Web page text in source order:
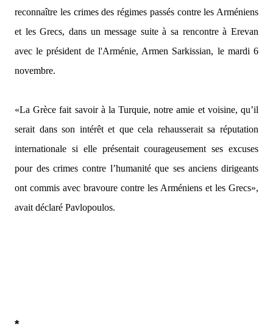
reconnaître les crimes des régimes passés contre les Arméniens
et les Grecs, dans un message suite à sa rencontre à Erevan
avec le président de l'Arménie, Armen Sarkissian, le mardi 6
novembre.
«La Grèce fait savoir à la Turquie, notre amie et voisine, qu’il
serait dans son intérêt et que cela rehausserait sa réputation
internationale si elle présentait courageusement ses excuses
pour des crimes contre l’humanité que ses anciens dirigeants
ont commis avec bravoure contre les Arméniens et les Grecs»,
avait déclaré Pavlopoulos.
*